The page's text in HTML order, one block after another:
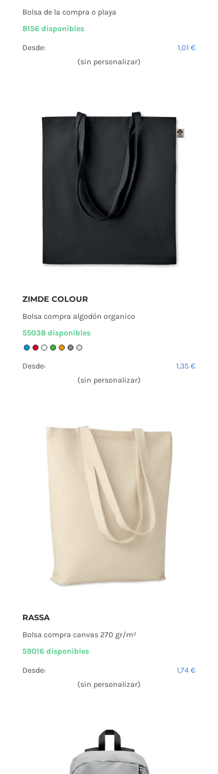
Bolsa de la compra o playa
8156 disponibles
Desde: 1,01€
(sin personalizar)
ZIMDE COLOUR
Bolsa compra algodón organico
55038 disponibles
Desde: 1,35€
(sin personalizar)
RASSA
Bolsa compra canvas 270 gr/m²
59016 disponibles
Desde: 1,74€
(sin personalizar)